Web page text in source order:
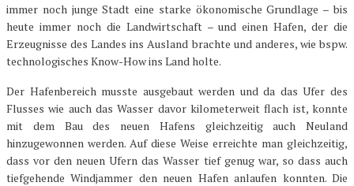
immer noch junge Stadt eine starke ökonomische Grundlage – bis
heute immer noch die Landwirtschaft – und einen Hafen, der die
Erzeugnisse des Landes ins Ausland brachte und anderes, wie bspw.
technologisches Know-How ins Land holte.
Der Hafenbereich musste ausgebaut werden und da das Ufer des
Flusses wie auch das Wasser davor kilometerweit flach ist, konnte
mit dem Bau des neuen Hafens gleichzeitig auch Neuland
hinzugewonnen werden. Auf diese Weise erreichte man gleichzeitig,
dass vor den neuen Ufern das Wasser tief genug war, so dass auch
tiefgehende Windjammer den neuen Hafen anlaufen konnten. Die